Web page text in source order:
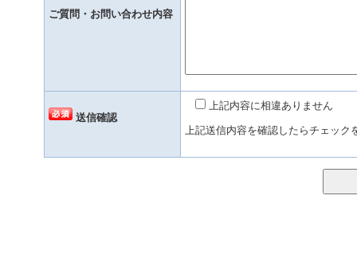
ご質問・お問い合わせ内容
送信確認
上記内容に相違ありません
上記送信内容を確認したらチェック